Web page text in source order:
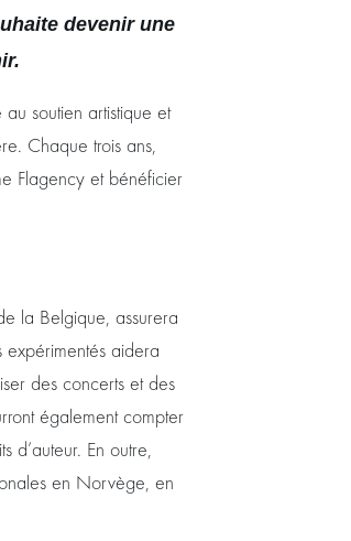
devenir une
soutien artistique et
Chaque trois ans,
Flagency et bénéficier
la Belgique, assurera
aidera
des concerts et des
également compter
d’auteur. En outre,
en Norvège, en